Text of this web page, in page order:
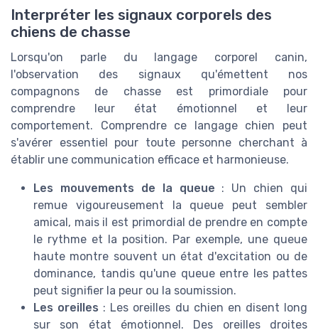
Interpréter les signaux corporels des
chiens de chasse
Lorsqu'on parle du langage corporel canin,
l'observation des signaux qu'émettent nos
compagnons de chasse est primordiale pour
comprendre leur état émotionnel et leur
comportement. Comprendre ce langage chien peut
s'avérer essentiel pour toute personne cherchant à
établir une communication efficace et harmonieuse.
Les mouvements de la queue : Un chien qui
remue vigoureusement la queue peut sembler
amical, mais il est primordial de prendre en compte
le rythme et la position. Par exemple, une queue
haute montre souvent un état d'excitation ou de
dominance, tandis qu'une queue entre les pattes
peut signifier la peur ou la soumission.
Les oreilles : Les oreilles du chien en disent long
sur son état émotionnel. Des oreilles droites